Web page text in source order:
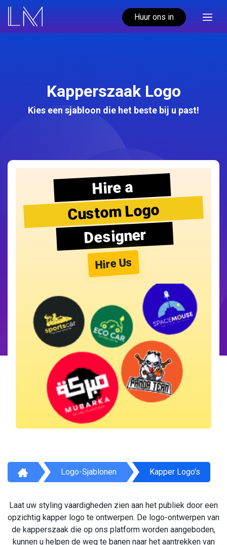
Huur ons in
Kapperszaak Logo
Kies een sjabloon die het beste bij u past!
Hire a
Custom Logo
Designer
Hire Us
Logo-Sjablonen Kapper Logo's
Laat uw styling vaardigheden zien aan het publiek door een
opzichtig kapper logo te ontwerpen. De logo-ontwerpen van
de kapperszaak die op ons platform worden aangeboden,
kunnen u helpen de weg te banen naar het aantrekken van